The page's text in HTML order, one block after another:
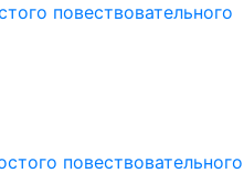
повествовательного
повествовательного